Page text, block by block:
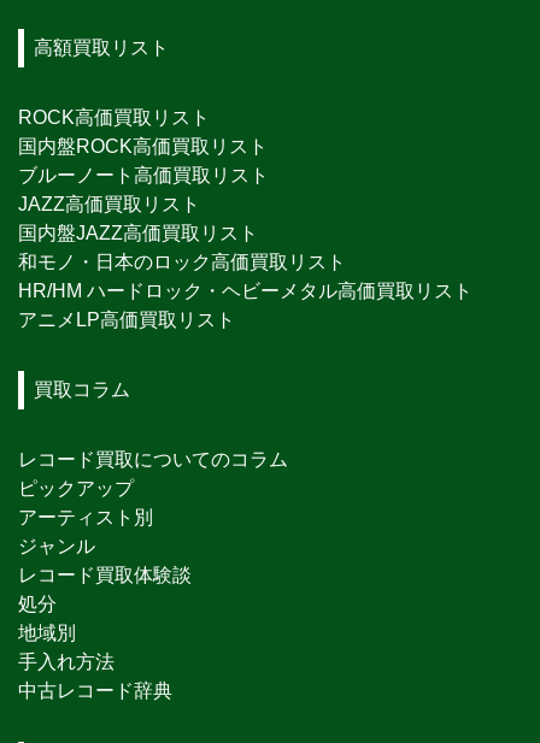
高額買取リスト
ROCK高価買取リスト
国内盤ROCK高価買取リスト
ブルーノート高価買取リスト
JAZZ高価買取リスト
国内盤JAZZ高価買取リスト
和モノ・日本のロック高価買取リスト
HR/HM ハードロック・ヘビーメタル高価買取リスト
アニメLP高価買取リスト
買取コラム
レコード買取についてのコラム
ピックアップ
アーティスト別
ジャンル
レコード買取体験談
処分
地域別
手入れ方法
中古レコード辞典